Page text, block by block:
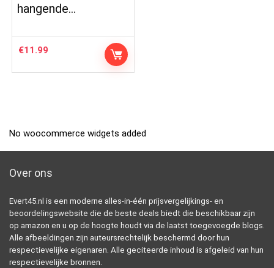
hangende…
€11.99
No woocommerce widgets added
Over ons
Evert45.nl is een moderne alles-in-één prijsvergelijkings- en
beoordelingswebsite die de beste deals biedt die beschikbaar zijn
op amazon en u op de hoogte houdt via de laatst toegevoegde blogs.
Alle afbeeldingen zijn auteursrechtelijk beschermd door hun
respectievelijke eigenaren. Alle geciteerde inhoud is afgeleid van hun
respectievelijke bronnen.